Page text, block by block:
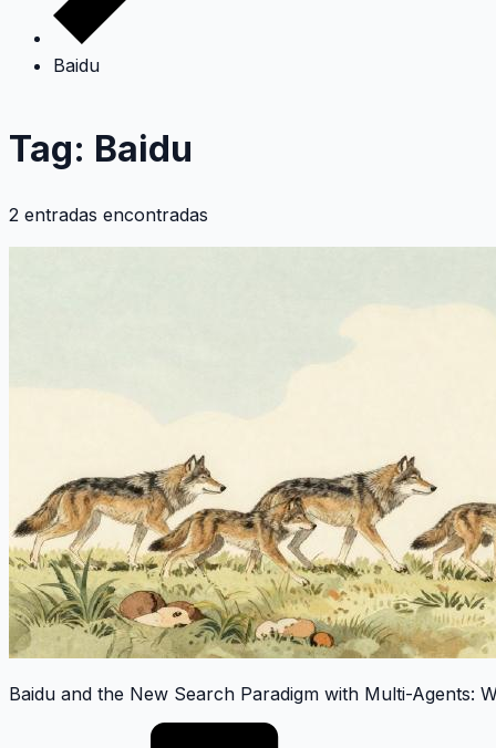
Baidu
Tag: Baidu
2 entradas encontradas
Baidu and the New Search Paradigm with Multi-Agents: